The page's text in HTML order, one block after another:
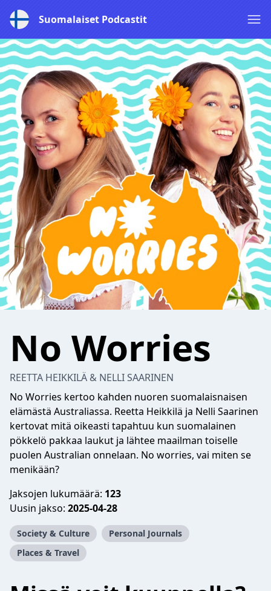
Suomalaiset Podcastit
No Worries
REETTA HEIKKILÄ & NELLI SAARINEN
No Worries kertoo kahden nuoren suomalaisnaisen
elämästä Australiassa. Reetta Heikkilä ja Nelli Saarinen
kertovat mitä oikeasti tapahtuu kun suomalainen
pökkelö pakkaa laukut ja lähtee maailman toiselle
puolen Australian onnelaan. No worries, vai miten se
menikään?
Jaksojen lukumäärä: 123
Uusin jakso: 2025-04-28
Society & Culture
Personal Journals
Places & Travel